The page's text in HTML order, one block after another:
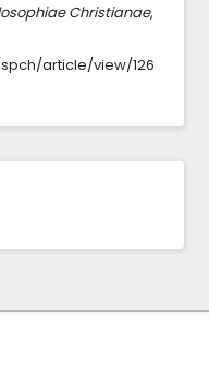
Christianae,
article/view/126